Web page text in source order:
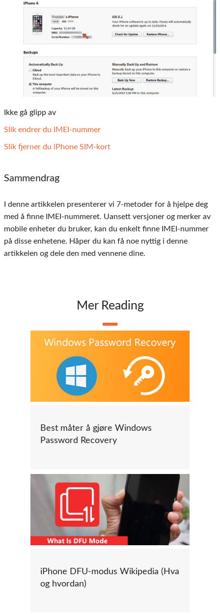
Ikke gå glipp av
Slik endrer du IMEI-nummer
Slik fjerner du iPhone SIM-kort
Sammendrag
I denne artikkelen presenterer vi 7-metoder for å hjelpe deg
med å finne IMEI-nummeret. Uansett versjoner og merker av
mobile enheter du bruker, kan du enkelt finne IMEI-nummer
på disse enhetene. Håper du kan få noe nyttig i denne
artikkelen og dele den med vennene dine.
Mer Reading
Best måter å gjøre Windows
Password Recovery
iPhone DFU-modus Wikipedia (Hva
og hvordan)